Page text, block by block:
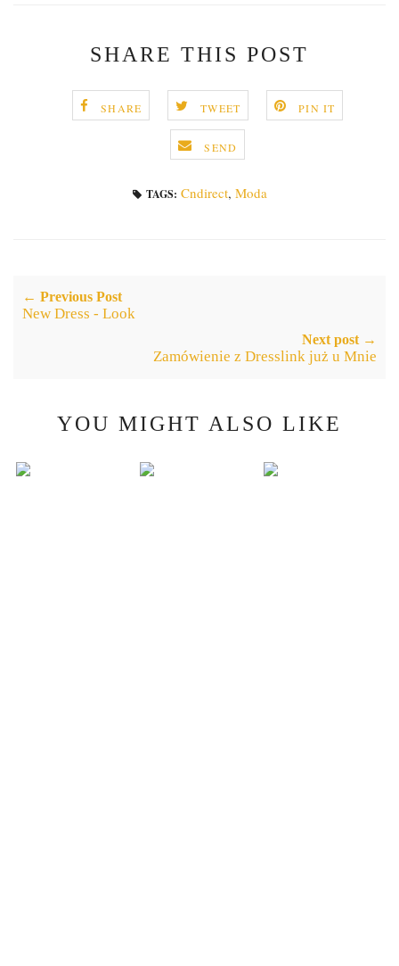
SHARE THIS POST
SHARE TWEET PIN IT
SEND
TAGS: Cndirect, Moda
← Previous Post
New Dress - Look
Next post →
Zamówienie z Dresslink już u Mnie
YOU MIGHT ALSO LIKE